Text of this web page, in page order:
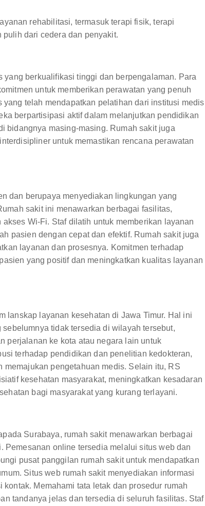
rehabilitasi, termasuk terapi fisik, terapi
dari cedera dan penyakit.
berkualifikasi tinggi dan berpengalaman. Para
untuk memberikan perawatan yang penuh
telah mendapatkan pelatihan dari institusi medis
berpartisipasi aktif dalam melanjutkan pendidikan
bidangnya masing-masing. Rumah sakit juga
untuk memastikan rencana perawatan
dan berupaya menyediakan lingkungan yang
sakit ini menawarkan berbagai fasilitas,
Wi-Fi. Staf dilatih untuk memberikan layanan
pasien dengan cepat dan efektif. Rumah sakit juga
layanan dan prosesnya. Komitmen terhadap
yang positif dan meningkatkan kualitas layanan
lanskap layanan kesehatan di Jawa Timur. Hal ini
tidak tersedia di wilayah tersebut,
perjalanan ke kota atau negara lain untuk
terhadap pendidikan dan penelitian kedokteran,
pengetahuan medis. Selain itu, RS
kesehatan masyarakat, meningkatkan kesadaran
bagi masyarakat yang kurang terlayani.
Surabaya, rumah sakit menawarkan berbagai
Pemesanan online tersedia melalui situs web dan
pusat panggilan rumah sakit untuk mendapatkan
Situs web rumah sakit menyediakan informasi
Memahami tata letak dan prosedur rumah
tandanya jelas dan tersedia di seluruh fasilitas. Staf